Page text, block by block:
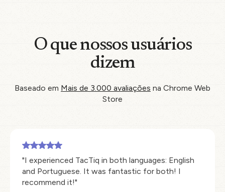
O que nossos usuários
dizem
Baseado em Mais de 3.000 avaliações na Chrome Web
Store
"I experienced TacTiq in both languages: English
and Portuguese. It was fantastic for both! I
recommend it!"